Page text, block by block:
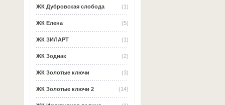
(1)
ЖК Дубровская слобода
(5)
ЖК Елена
(1)
ЖК ЗИЛАРТ
(2)
ЖК Зодиак
(3)
ЖК Золотые ключи
(14)
ЖК Золотые ключи 2